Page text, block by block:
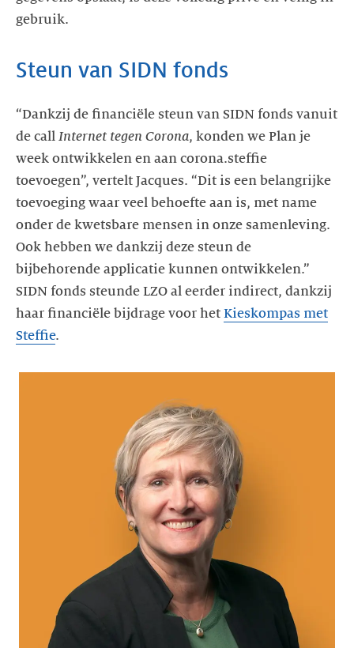
“Dankzij de financiële steun van SIDN fonds vanuit
de call Internet tegen Corona, konden we Plan je
week ontwikkelen en aan corona.steffie
toevoegen”, vertelt Jacques. “Dit is een belangrijke
toevoeging waar veel behoefte aan is, met name
onder de kwetsbare mensen in onze samenleving.
Ook hebben we dankzij deze steun de
bijbehorende applicatie kunnen ontwikkelen.”
SIDN fonds steunde LZO al eerder indirect, dankzij
haar financiële bijdrage voor het Kieskompas met
Steffie.